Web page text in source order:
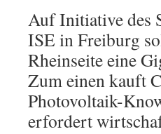
Auf Initiative des
ISE in Freiburg
Rheinseite eine
Zum einen kauft
Photovoltaik-
erfordert